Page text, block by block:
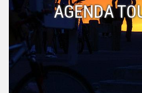
AGENDA